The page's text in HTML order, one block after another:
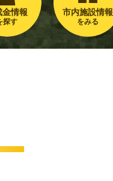
金情報
探す
市内施設情報
をみる